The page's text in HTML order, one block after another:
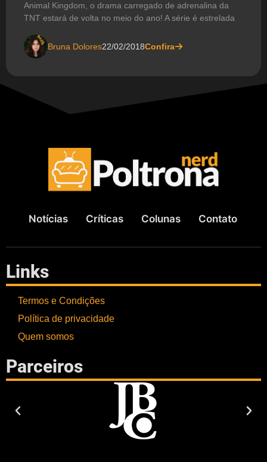
Animal Kingdom, o drama carregado de adrenalina da
TNT estará de volta no meio do ano! A série é estrelada
Bruna Dolores22/02/2018Confira
Notícias Críticas Colunas Contato
Links
Termos e Condições
Política de privacidade
Quem somos
Parceiros